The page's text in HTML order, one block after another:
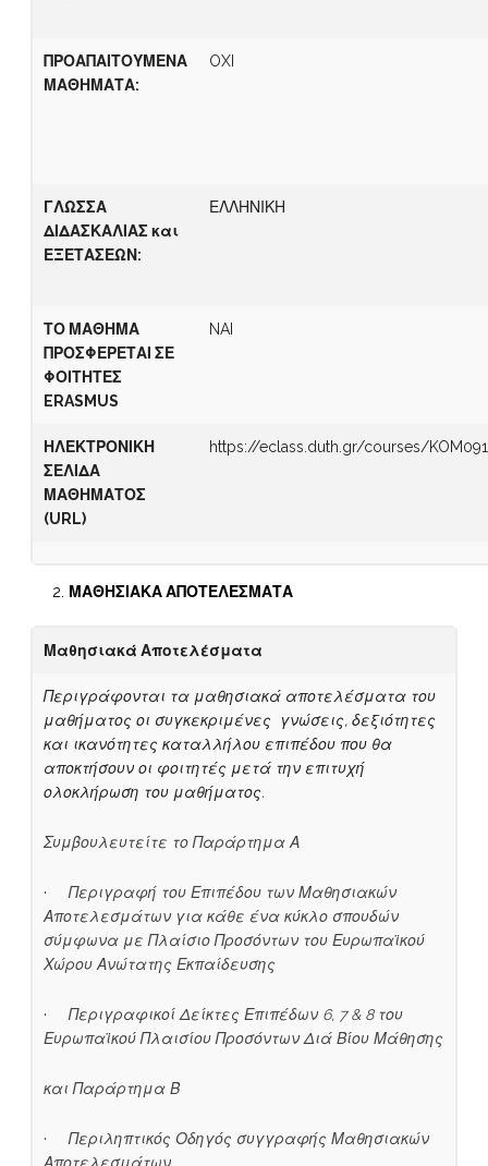
ΠΡΟΑΠΑΙΤΟΥΜΕΝΑ
ΜΑΘΗΜΑΤΑ:
OXI
ΓΛΩΣΣΑ
ΔΙΔΑΣΚΑΛΙΑΣ και
ΕΞΕΤΑΣΕΩΝ:
ΕΛΛΗΝΙΚΗ
ΤΟ ΜΑΘΗΜΑ
ΠΡΟΣΦΕΡΕΤΑΙ ΣΕ
ΦΟΙΤΗΤΕΣ
ERASMUS
NAI
ΗΛΕΚΤΡΟΝΙΚΗ
ΣΕΛΙΔΑ
ΜΑΘΗΜΑΤΟΣ
(URL)
https://eclass.duth.gr/courses/
ΜΑΘΗΣΙΑΚΑ ΑΠΟΤΕΛΕΣΜΑΤΑ
Μαθησιακά Αποτελέσματα
Περιγράφονται τα μαθησιακά αποτελέσματα του
μαθήματος οι συγκεκριμένες γνώσεις, δεξιότητες
και ικανότητες καταλλήλου επιπέδου που θα
αποκτήσουν οι φοιτητές μετά την επιτυχή
ολοκλήρωση του μαθήματος.
Συμβουλευτείτε το Παράρτημα Α
· Περιγραφή του Επιπέδου των Μαθησιακών
Αποτελεσμάτων για κάθε ένα κύκλο σπουδών
σύμφωνα με Πλαίσιο Προσόντων του Ευρωπαϊκού
Χώρου Ανώτατης Εκπαίδευσης
· Περιγραφικοί Δείκτες Επιπέδων 6, 7 & 8 του
Ευρωπαϊκού Πλαισίου Προσόντων Διά Βίου Μάθησης
και Παράρτημα Β
· Περιληπτικός Οδηγός συγγραφής Μαθησιακών
Αποτελεσμάτων